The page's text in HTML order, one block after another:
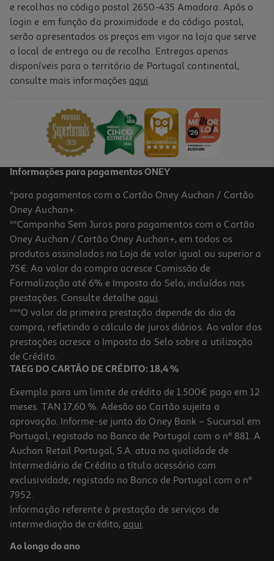
e recolhas no código postal 2650-435 Amadora. Após o
login e em função da proximidade e do código postal,
serão apresentados os preços em vigor na loja que serve
o local de entrega ou de recolha. Entregas apenas
disponíveis para o território de Portugal continental,
consulte mais informações aqui.
Informações para pagamentos ONEY
*para pagamentos com o Cartão Oney Auchan / Cartão
Oney Auchan+.
**Campanha Sem Juros para pagamentos com o Cartão
Oney Auchan / Cartão Oney Auchan+, em todos os
produtos assinalados na Loja de valor igual ou superior a
75€. Ao valor da compra acresce Comissão de
Formalização até 6% e Imposto do Selo, incluídos nas
prestações. Consulte detalhe aqui.
***O valor da primeira prestação depende do dia da
compra, refletindo o cálculo de juros diários. Ao valor das
prestações acresce o Imposto do Selo sobre a utilização
de Crédito.
TAEG DO CARTÃO DE CRÉDITO: 18,4 %
Exemplo para um limite de crédito de 1.500€ pago em 12
meses. TAN 17,60 %. Adesão ao Cartão sujeita a
aprovação. Informe-se junto do Oney Bank – Sucursal em
Portugal, registado no Banco de Portugal com o nº 881. A
Auchan Retail Portugal, S.A. atua na qualidade de
Intermediário de Crédito a título acessório com
exclusividade, registado no Banco de Portugal com o nº
7952.
Informação referente à prestação de serviços de
intermediação de crédito, aqui.
Ao longo do ano